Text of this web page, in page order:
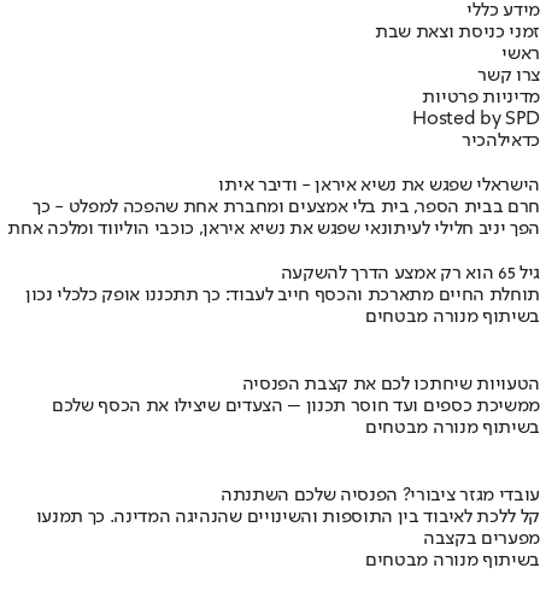
מידע כללי
זמני כניסת וצאת שבת
ראשי
צרו קשר
מדיניות פרטיות
Hosted by SPD
כדאילהכיר
הישראלי שפגש את נשיא איראן - ודיבר איתו
חרם בבית הספר, בית בלי אמצעים ומחברת אחת שהפכה למפלט - כך
הפך יניב חלילי לעיתונאי שפגש את נשיא איראן, כוכבי הוליווד ומלכה אחת
גיל 65 הוא רק אמצע הדרך להשקעה
תוחלת החיים מתארכת והכסף חייב לעבוד: כך תתכננו אופק כלכלי נכון
בשיתוף מנורה מבטחים
הטעויות שיחתכו לכם את קצבת הפנסיה
ממשיכת כספים ועד חוסר תכנון – הצעדים שיצילו את הכסף שלכם
בשיתוף מנורה מבטחים
עובדי מגזר ציבורי? הפנסיה שלכם השתנתה
קל ללכת לאיבוד בין התוספות והשינויים שהנהיגה המדינה. כך תמנעו
מפערים בקצבה
בשיתוף מנורה מבטחים